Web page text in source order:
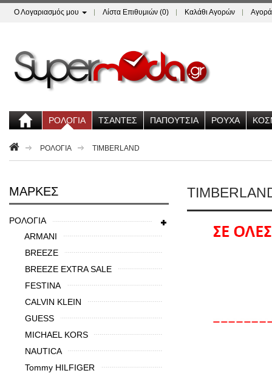
Ο Λογαριασμός μου Λίστα Επιθυμιών (0) Καλάθι Αγορών Αγορά
ΡΟΛΟΓΙΑ ΤΣΑΝΤΕΣ ΠΑΠΟΥΤΣΙΑ ΡΟΥΧΑ
ΡΟΛΟΓΙΑ TIMBERLAND
ΜΆΡΚΕΣ
ΡΟΛΟΓΙΑ
ARMANI
BREEZE
BREEZE EXTRA SALE
FESTINA
CALVIN KLEIN
GUESS
MICHAEL KORS
NAUTICA
Tommy HILFIGER